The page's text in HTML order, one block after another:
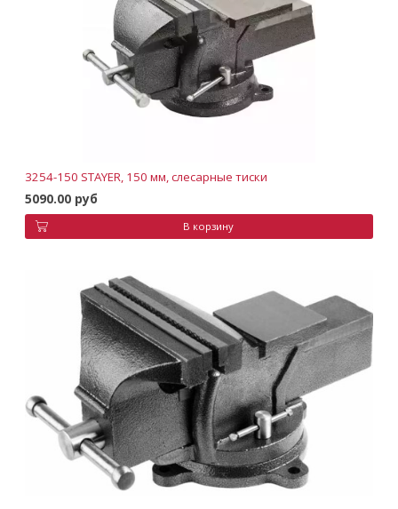
3254-150 STAYER, 150 мм, слесарные тиски
5090.00 руб
В корзину